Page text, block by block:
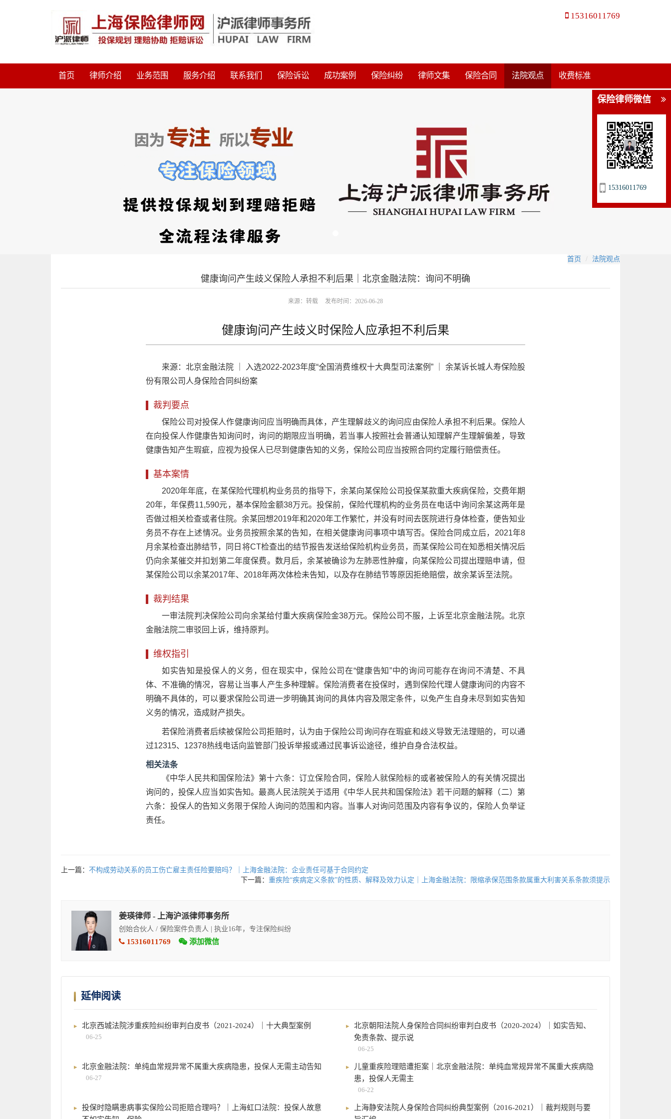
15316011769
首页 律师介绍 业务范围 服务介绍 联系我们 保险诉讼 成功案例 保险纠纷 律师文集 保险合同 法院观点 收费标准
首页 法院观点
健康询问产生歧义保险人承担不利后果｜北京金融法院：询问不明确
来源：转载 发布时间：2026-06-28
健康询问产生歧义时保险人应承担不利后果
来源：北京金融法院 ｜ 入选2022-2023年度“全国消费维权十大典型司法案例” ｜ 余某诉长城人寿保险股
份有限公司人身保险合同纠纷案
裁判要点
保险公司对投保人作健康询问应当明确而具体，产生理解歧义的询问应由保险人承担不利后果。保险人
在向投保人作健康告知询问时，询问的期限应当明确，若当事人按照社会普通认知理解产生理解偏差，导致
健康告知产生瑕疵，应视为投保人已尽到健康告知的义务，保险公司应当按照合同约定履行赔偿责任。
基本案情
2020年年底，在某保险代理机构业务员的指导下，余某向某保险公司投保某款重大疾病保险，交费年期
20年，年保费11,590元，基本保险金额38万元。投保前，保险代理机构的业务员在电话中询问余某这两年是
否做过相关检查或者住院。余某回想2019年和2020年工作繁忙，并没有时间去医院进行身体检查，便告知业
务员不存在上述情况。业务员按照余某的告知，在相关健康询问事项中填写否。保险合同成立后，2021年8
月余某检查出肺结节，同日将CT检查出的结节报告发送给保险机构业务员，而某保险公司在知悉相关情况后
仍向余某催交并扣划第二年度保费。数月后，余某被确诊为左肺恶性肿瘤，向某保险公司提出理赔申请，但
某保险公司以余某2017年、2018年两次体检未告知，以及存在肺结节等原因拒绝赔偿，故余某诉至法院。
裁判结果
一审法院判决保险公司向余某给付重大疾病保险金38万元。保险公司不服，上诉至北京金融法院。北京
金融法院二审驳回上诉，维持原判。
维权指引
如实告知是投保人的义务，但在现实中，保险公司在“健康告知”中的询问可能存在询问不清楚、不具
体、不准确的情况，容易让当事人产生多种理解。保险消费者在投保时，遇到保险代理人健康询问的内容不
明确不具体的，可以要求保险公司进一步明确其询问的具体内容及限定条件，以免产生自身未尽到如实告知
义务的情况，造成财产损失。
若保险消费者后续被保险公司拒赔时，认为由于保险公司询问存在瑕疵和歧义导致无法理赔的，可以通
过12315、12378热线电话向监管部门投诉举报或通过民事诉讼途径，维护自身合法权益。
相关法条
《中华人民共和国保险法》第十六条：订立保险合同，保险人就保险标的或者被保险人的有关情况提出
询问的，投保人应当如实告知。最高人民法院关于适用《中华人民共和国保险法》若干问题的解释（二）第
六条：投保人的告知义务限于保险人询问的范围和内容。当事人对询问范围及内容有争议的，保险人负举证
责任。
上一篇： 不构成劳动关系的员工伤亡雇主责任险要赔吗？｜上海金融法院：企业责任可基于合同约定
下一篇： 重疾险“疾病定义条款”的性质、解释及效力认定｜上海金融法院：限缩承保范围条款属重大利害关系条款须提示
姜瑛律师 - 上海沪派律师事务所
创始合伙人 / 保险案件负责人 | 执业16年，专注保险纠纷
15316011769 添加微信
延伸阅读
北京西城法院涉重疾险纠纷审判白皮书（2021-2024）｜十大典型案例
06-25
北京朝阳法院人身保险合同纠纷审判白皮书（2020-2024）｜如实告知、
免责条款、提示说
06-25
北京金融法院：单纯血常规异常不属重大疾病隐患，投保人无需主动告知
06-27
儿童重疾险理赔遭拒案｜北京金融法院：单纯血常规异常不属重大疾病隐
患，投保人无需主
06-22
投保时隐瞒患病事实保险公司拒赔合理吗？｜上海虹口法院：投保人故意
上海静安法院人身保险合同纠纷典型案例（2016-2021）｜裁判规则与要
保险律师微信
15316011769